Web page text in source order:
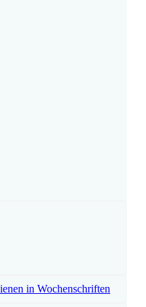
in Wochenschriften